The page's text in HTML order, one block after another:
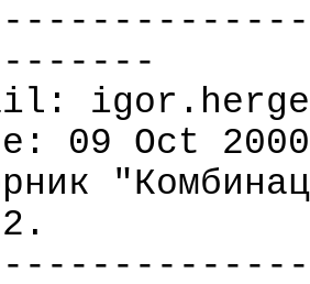
09 Oct 2000